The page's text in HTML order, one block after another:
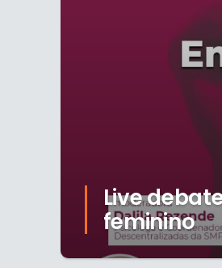
Live
feminino